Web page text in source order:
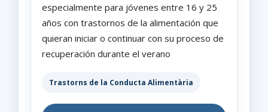
especialmente para jóvenes entre 16 y 25
años con trastornos de la alimentación que
quieran iniciar o continuar con su proceso de
recuperación durante el verano
Trastorns de la Conducta Alimentària